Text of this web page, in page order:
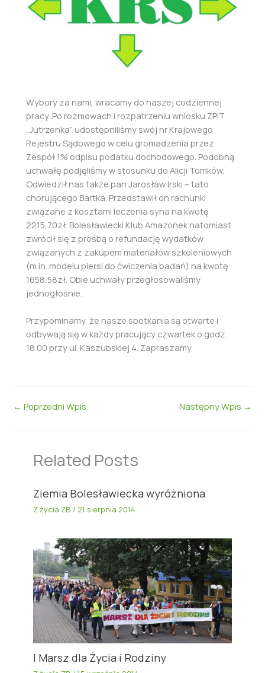
Wybory za nami, wracamy do naszej codziennej
pracy. Po rozmowach i rozpatrzeniu wniosku ZPiT
„Jutrzenka” udostępniliśmy swój nr Krajowego
Rejestru Sądowego w celu gromadzenia przez
Zespół 1% odpisu podatku dochodowego. Podobną
uchwałę podjęliśmy w stosunku do Alicji Tomków.
Odwiedził nas także pan Jarosław Irski – tato
chorującego Bartka. Przedstawił on rachunki
związane z kosztami leczenia syna na kwotę
2215,70zł. Bolesławiecki Klub Amazonek natomiast
zwrócił się z prośbą o refundację wydatków
związanych z zakupem materiałów szkoleniowych
(m.in. modelu piersi do ćwiczenia badań) na kwotę
1658,58zł. Obie uchwały przegłosowaliśmy
jednogłośnie.
Przypominamy, że nasze spotkania są otwarte i
odbywają się w każdy pracujący czwartek o godz.
18.00 przy ul. Kaszubskiej 4. Zapraszamy
← Poprzedni Wpis Następny Wpis →
Related Posts
Ziemia Bolesławiecka wyróżniona
Z życia ZB / 21 sierpnia 2014
I Marsz dla Życia i Rodziny